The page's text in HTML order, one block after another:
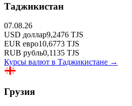
Таджикистан
07.08.26
USD доллар9,2476 TJS
EUR евро10,6773 TJS
RUB рубль0,1135 TJS
Курсы валют в Таджикистане →
Грузия